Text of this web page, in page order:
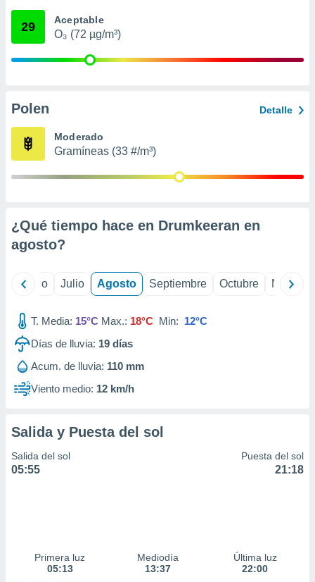
e
publicidad
1199
29 Aceptable
O₃ (72 µg/m³)
Polen Detalle
Moderado
Gramíneas (33 #/m³)
¿Qué tiempo hace en Drumkeeran en
agosto?
Junio Julio Agosto Septiembre Octubre
T. Media: 15°C Max.: 18°C Min: 12°C
Días de lluvia: 19 días
Acum. de lluvia: 110 mm
Viento medio: 12 km/h
Salida y Puesta del sol
Salida del sol
05:55
Puesta del sol
21:18
Primera luz
05:13
Mediodía
13:37
Última luz
22:00